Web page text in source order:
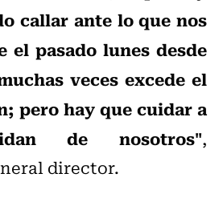
callar ante lo que nos
el pasado lunes desde
veces excede el
pero hay que cuidar a
de nosotros",
director.